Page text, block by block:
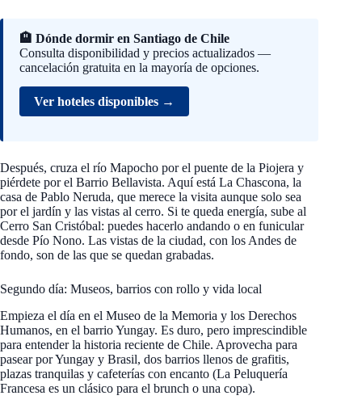
🏨 Dónde dormir en Santiago de Chile
Consulta disponibilidad y precios actualizados —
cancelación gratuita en la mayoría de opciones.
Ver hoteles disponibles →
Después, cruza el río Mapocho por el puente de la Piojera y
piérdete por el Barrio Bellavista. Aquí está La Chascona, la
casa de Pablo Neruda, que merece la visita aunque solo sea
por el jardín y las vistas al cerro. Si te queda energía, sube al
Cerro San Cristóbal: puedes hacerlo andando o en funicular
desde Pío Nono. Las vistas de la ciudad, con los Andes de
fondo, son de las que se quedan grabadas.
Segundo día: Museos, barrios con rollo y vida local
Empieza el día en el Museo de la Memoria y los Derechos
Humanos, en el barrio Yungay. Es duro, pero imprescindible
para entender la historia reciente de Chile. Aprovecha para
pasear por Yungay y Brasil, dos barrios llenos de grafitis,
plazas tranquilas y cafeterías con encanto (La Peluquería
Francesa es un clásico para el brunch o una copa).